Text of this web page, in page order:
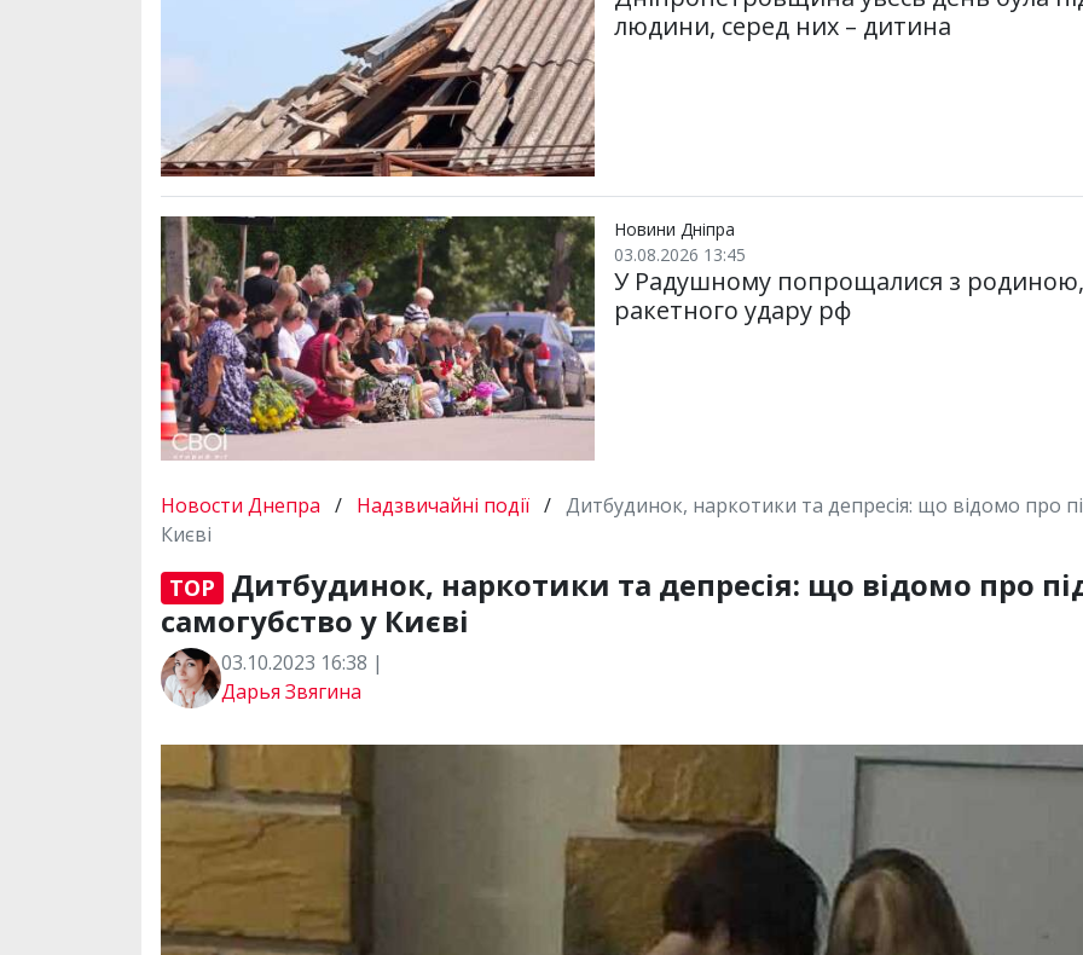
людини, серед них – дитина
Новини Дніпра
03.08.2026 13:45
У Радушному попрощалися з родиною,
ракетного удару рф
Новости Днепра / Надзвичайні події / Дитбудинок, наркотики та депресія: що відомо про
Києві
TOP
Дитбудинок, наркотики та депресія: що відомо про
самогубство у Києві
03.10.2023 16:38 |
Дарья Звягина